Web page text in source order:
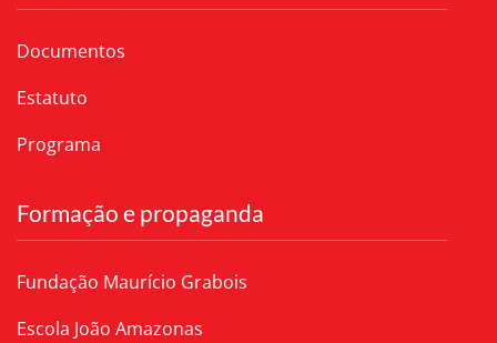
Documentos
Estatuto
Programa
Formação e propaganda
Fundação Maurício Grabois
Escola João Amazonas